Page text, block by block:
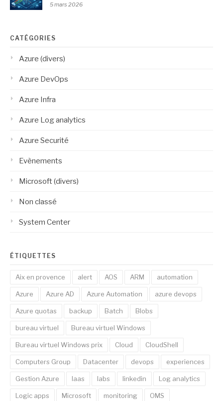
5 mars 2026
CATÉGORIES
Azure (divers)
Azure DevOps
Azure Infra
Azure Log analytics
Azure Securité
Evènements
Microsoft (divers)
Non classé
System Center
ÉTIQUETTES
Aix en provence alert AOS ARM automation
Azure Azure AD Azure Automation azure devops
Azure quotas backup Batch Blobs
bureau virtuel Bureau virtuel Windows
Bureau virtuel Windows prix Cloud CloudShell
Computers Group Datacenter devops experiences
Gestion Azure Iaas labs linkedin Log analytics
Logic apps Microsoft monitoring OMS